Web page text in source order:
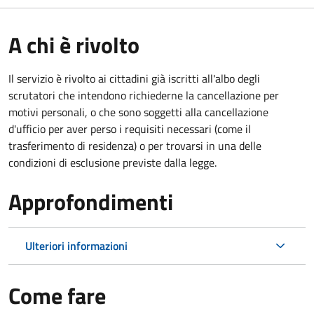
A chi è rivolto
Il servizio è rivolto ai cittadini già iscritti all'albo degli
scrutatori che intendono richiederne la cancellazione per
motivi personali, o che sono soggetti alla cancellazione
d'ufficio per aver perso i requisiti necessari (come il
trasferimento di residenza) o per trovarsi in una delle
condizioni di esclusione previste dalla legge.
Approfondimenti
Ulteriori informazioni
Come fare